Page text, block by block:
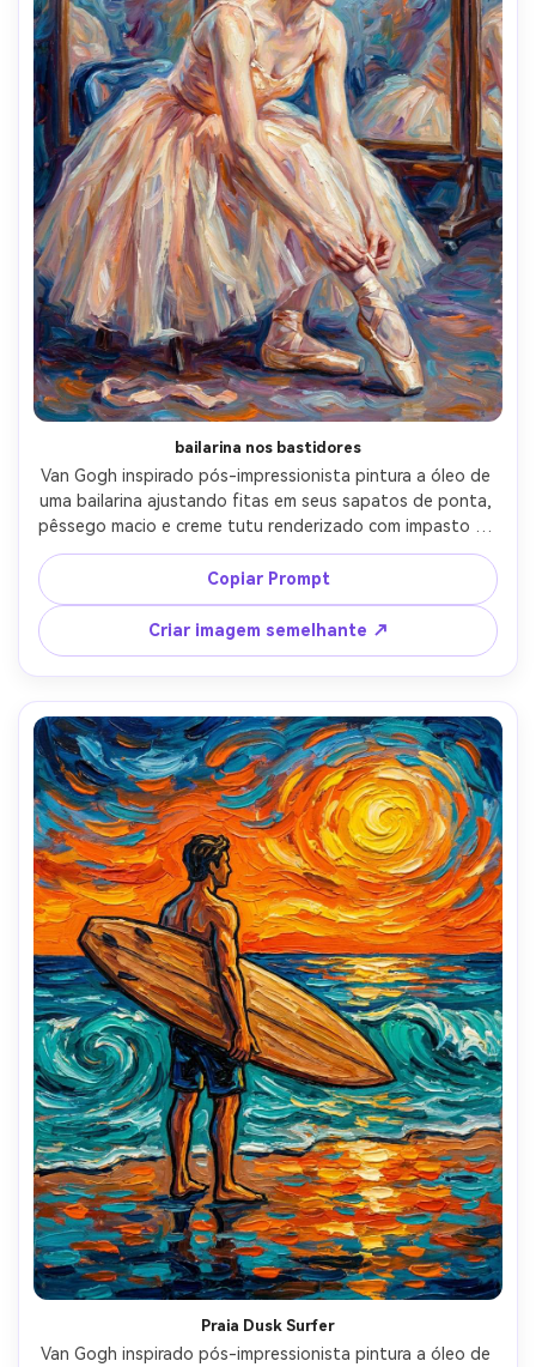
bailarina nos bastidores
Van Gogh inspirado pós-impressionista pintura a óleo de
uma bailarina ajustando fitas em seus sapatos de ponta,
pêssego macio e creme tutu renderizado com impasto em
camadas, espelhos nos bastidores refletindo a cor em
redemoinho, expressão focada suave, linhas de
movimento pintor, paleta complementar vibrante,
momento tranquilo íntimo, pincel e textura altamente
detalhados, lente de 85mm, profundidade de campo rasa,
iluminação cinematográfica suave-AR 4:5
Copiar Prompt
Criar imagem semelhante ↗
Praia Dusk Surfer
Van Gogh inspirado pós-impressionista pintura a óleo de